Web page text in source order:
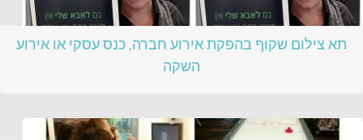
תא צילום שקוף בהפקת אירוע חברה, כנס עסקי או אירוע
השקה